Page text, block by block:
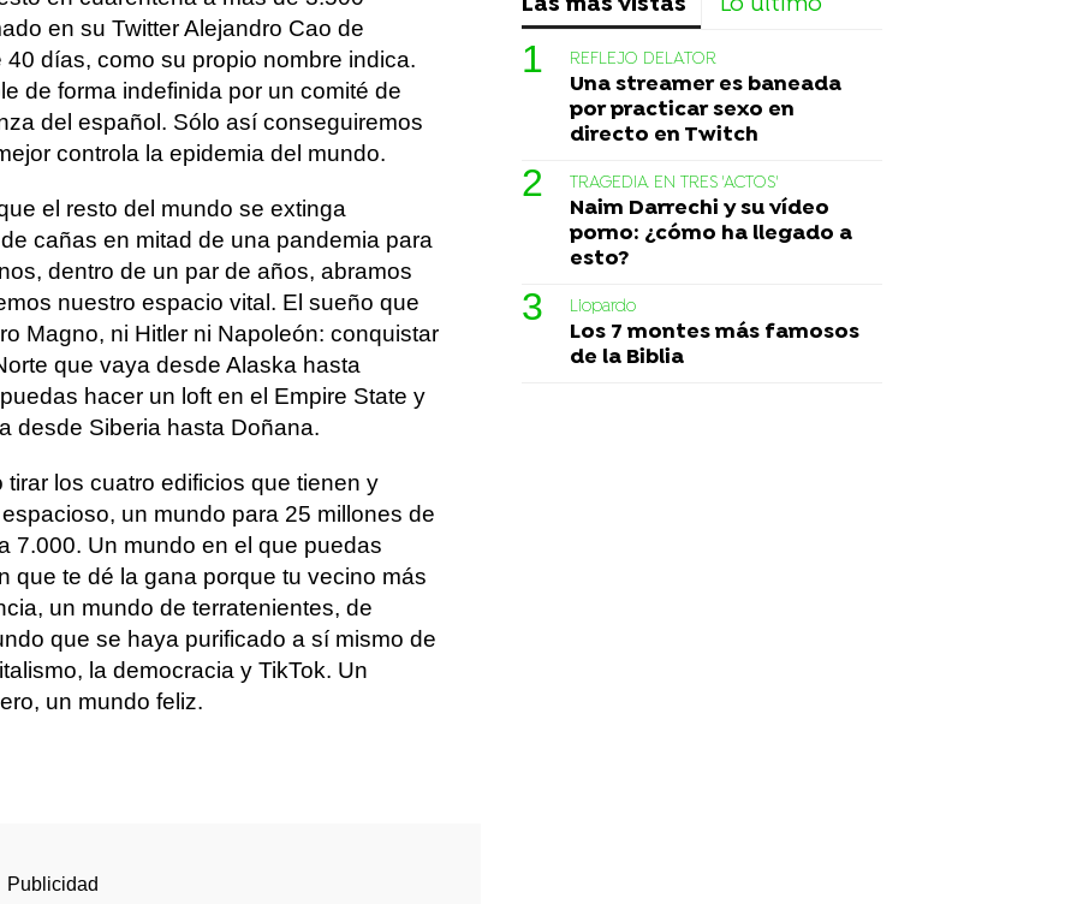
en su Twitter Alejandro Cao de
días, como su propio nombre indica.
de forma indefinida por un comité de
del español. Sólo así conseguiremos
controla la epidemia del mundo.
el resto del mundo se extinga
cañas en mitad de una pandemia para
dentro de un par de años, abramos
nuestro espacio vital. El sueño que
Magno, ni Hitler ni Napoleón: conquistar
que vaya desde Alaska hasta
hacer un loft en el Empire State y
desde Siberia hasta Doñana.
los cuatro edificios que tienen y
un mundo para 25 millones de
7.000. Un mundo en el que puedas
que te dé la gana porque tu vecino más
un mundo de terratenientes, de
que se haya purificado a sí mismo de
la democracia y TikTok. Un
un mundo feliz.
REFLEJO DELATOR
Una streamer es baneada
por practicar sexo en
directo en Twitch
TRAGEDIA EN TRES 'ACTOS'
Naim Darrechi y su vídeo
porno: ¿cómo ha llegado a
esto?
Liopardo
Los 7 montes más famosos
de la Biblia